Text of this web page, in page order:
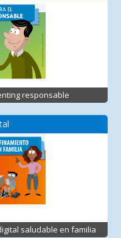
responsable
saludable en familia